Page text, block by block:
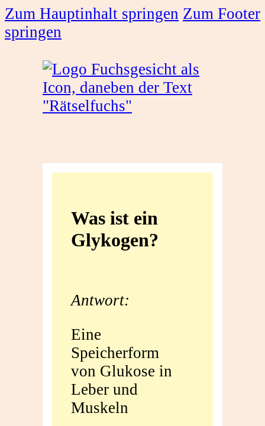
Zum Hauptinhalt springen Zum Footer
springen
Was ist ein
Glykogen?
Antwort:
Eine
Speicherform
von Glukose in
Leber und
Muskeln